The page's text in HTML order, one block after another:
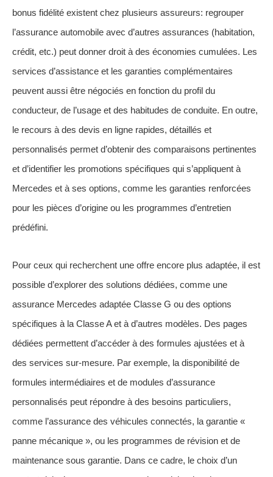
bonus fidélité existent chez plusieurs assureurs: regrouper
l’assurance automobile avec d’autres assurances (habitation,
crédit, etc.) peut donner droit à des économies cumulées. Les
services d’assistance et les garanties complémentaires
peuvent aussi être négociés en fonction du profil du
conducteur, de l’usage et des habitudes de conduite. En outre,
le recours à des devis en ligne rapides, détaillés et
personnalisés permet d’obtenir des comparaisons pertinentes
et d’identifier les promotions spécifiques qui s’appliquent à
Mercedes et à ses options, comme les garanties renforcées
pour les pièces d’origine ou les programmes d’entretien
prédéfini.
Pour ceux qui recherchent une offre encore plus adaptée, il est
possible d’explorer des solutions dédiées, comme une
assurance Mercedes adaptée Classe G ou des options
spécifiques à la Classe A et à d’autres modèles. Des pages
dédiées permettent d’accéder à des formules ajustées et à
des services sur-mesure. Par exemple, la disponibilité de
formules intermédiaires et de modules d’assurance
personnalisés peut répondre à des besoins particuliers,
comme l’assurance des véhicules connectés, la garantie «
panne mécanique », ou les programmes de révision et de
maintenance sous garantie. Dans ce cadre, le choix d’un